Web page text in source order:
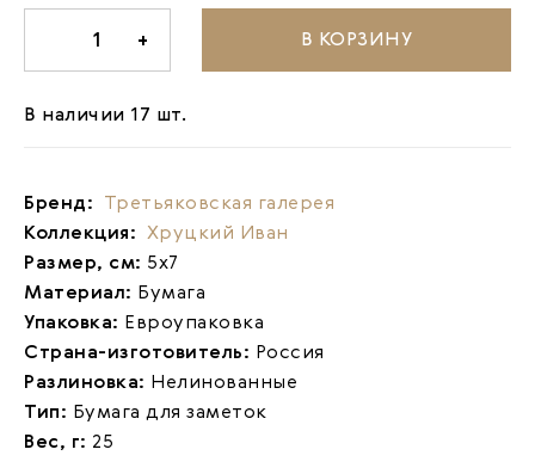
1 + В КОРЗИНУ
В наличии 17 шт.
Бренд: Третьяковская галерея
Коллекция: Хруцкий Иван
Размер, см: 5х7
Материал: Бумага
Упаковка: Евроупаковка
Страна-изготовитель: Россия
Разлиновка: Нелинованные
Тип: Бумага для заметок
Вес, г: 25